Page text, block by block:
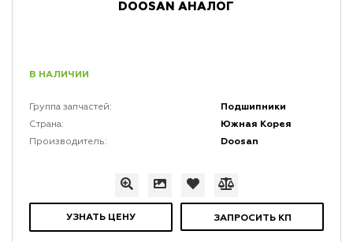
DOOSAN АНАЛОГ
В НАЛИЧИИ
Группа запчастей: Подшипники
Страна: Южная Корея
Производитель: Doosan
УЗНАТЬ ЦЕНУ ЗАПРОСИТЬ КП